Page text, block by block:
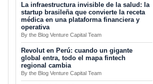
La infraestructura invisible de la salud: la
startup brasileña que convierte la receta
médica en una plataforma financiera y
operativa
By the Blog Venture Capital Team
Revolut en Perú: cuando un gigante
global entra, todo el mapa fintech
regional cambia
By the Blog Venture Capital Team